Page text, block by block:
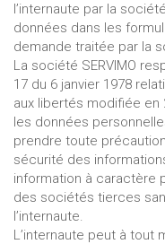
l’internaute par la
données dans les
demande traitée par la
La société SERVIMO
17 du 6 janvier 1978
aux libertés modifiée en
les données
prendre toute
sécurité des
information à caractère
des sociétés tierces
l’internaute.
L’internaute peut à tout